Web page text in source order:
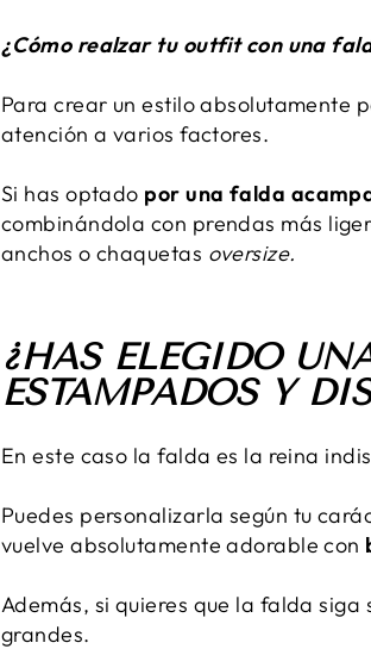
¿Cómo realzar tu outfit con una
Para crear un estilo absolutamente
atención a varios factores.
Si has optado por una falda
combinándola con prendas más
anchos o chaquetas oversize.
¿HAS ELEGIDO
ESTAMPADOS Y
En este caso la falda es la reina
Puedes personalizarla según tu
vuelve absolutamente adorable con
Además, si quieres que la falda
grandes.